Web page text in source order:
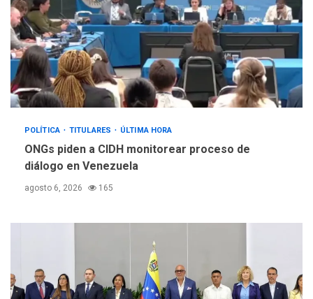
POLÍTICA TITULARES ÚLTIMA HORA
ONGs piden a CIDH monitorear proceso de
diálogo en Venezuela
agosto 6, 2026 165